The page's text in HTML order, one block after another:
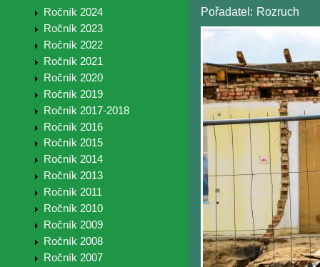
Ročník 2024
Ročník 2023
Ročník 2022
Ročník 2021
Ročník 2020
Ročník 2019
Ročník 2017-2018
Ročník 2016
Ročník 2015
Ročník 2014
Ročník 2013
Ročník 2011
Ročník 2010
Ročník 2009
Ročník 2008
Ročník 2007
Pořadatel: Rozruch